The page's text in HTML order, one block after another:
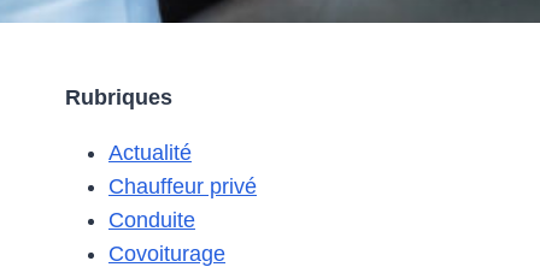
EST-
DÉPLACEMENTS
PROFESSIONNELS
Rubriques
Actualité
Chauffeur privé
Conduite
Covoiturage